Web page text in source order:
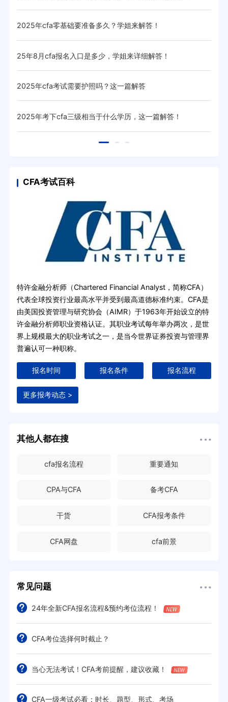
2025年cfa零基础要准备多久？学姐来解答！
25年8月cfa报名入口是多少，学姐来详细解答！
2025年cfa考试需要护照吗？这一篇解答
2025年考下cfa三级相当于什么学历，这一篇解答！
CFA考试百科
特许金融分析师（Chartered Financial Analyst，简称CFA）
代表全球投资行业最高水平并受到最高道德标准约束。CFA是
由美国投资管理与研究协会（AIMR）于1963年开始设立的特
许金融分析师职业资格认证。其职业考试每年举办两次，是世
界上规模最大的职业考试之一，是当今世界证券投资与管理界
普遍认可一种职称。
报名时间 报名条件 报名流程
更多报考动态 >
其他人都在搜
cfa报名流程 重要通知
CPA与CFA 备考CFA
干货 CFA报考条件
CFA网盘 cfa前景
常见问题
24年全新CFA报名流程&预约考位流程！
CFA考位选择何时截止？
当心无法考试！CFA考前提醒，建议收藏！
CFA一级考试必看：时长、题型、形式、考场